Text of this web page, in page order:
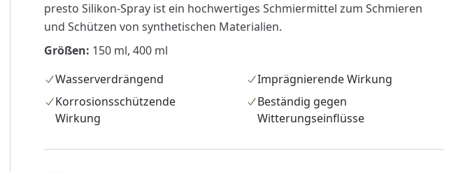
presto Silikon-Spray ist ein hochwertiges Schmiermittel zum Schmieren
und Schützen von synthetischen Materialien.
Größen: 150 ml, 400 ml
Wasserverdrängend
Imprägnierende Wirkung
Korrosionsschützende
Wirkung
Beständig gegen
Witterungseinflüsse